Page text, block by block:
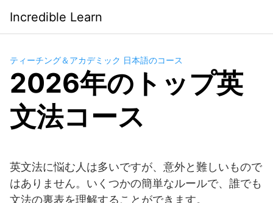
contenido
Incredible Learn
ティーチング＆アカデミック 日本語のコース
2026年のトップ英
文法コース
英文法に悩む人は多いですが、意外と難しいもので
はありません。いくつかの簡単なルールで、誰でも
文法の裏表を理解することができます。